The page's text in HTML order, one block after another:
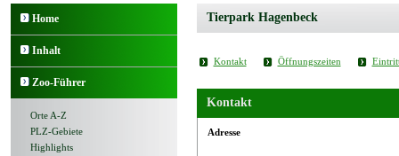
Home
Inhalt
Zoo-Führer
Orte A-Z
PLZ-Gebiete
Highlights
Tierpark Hagenbeck
Kontakt Öffnungszeiten
Kontakt
Adresse